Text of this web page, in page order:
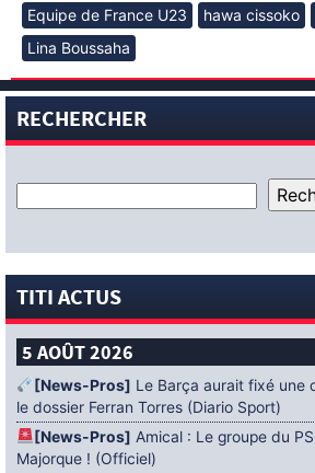
Equipe de France U23
hawa cissoko
Lina Boussaha
RECHERCHER
TITI ACTUS
5 AOÛT 2026
[News-Pros] Le Barça aurait fixé une
le dossier Ferran Torres (Diario Sport)
[News-Pros] Amical : Le groupe du
Majorque ! (Officiel)